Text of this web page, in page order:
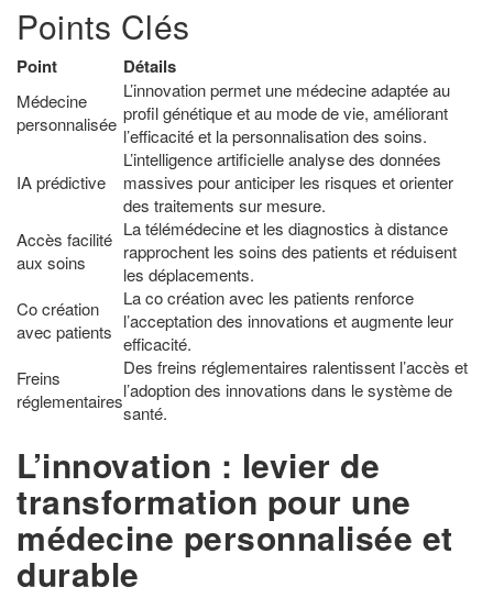
Points Clés
Point Détails
Médecine
personnalisée
L’innovation permet une médecine adaptée au
profil génétique et au mode de vie, améliorant
l’efficacité et la personnalisation des soins.
IA prédictive
L’intelligence artificielle analyse des données
massives pour anticiper les risques et orienter
des traitements sur mesure.
Accès facilité
aux soins
La télémédecine et les diagnostics à distance
rapprochent les soins des patients et réduisent
les déplacements.
Co création
avec patients
La co création avec les patients renforce
l’acceptation des innovations et augmente leur
efficacité.
Freins
réglementaires
Des freins réglementaires ralentissent l’accès et
l’adoption des innovations dans le système de
santé.
L’innovation : levier de
transformation pour une
médecine personnalisée et
durable